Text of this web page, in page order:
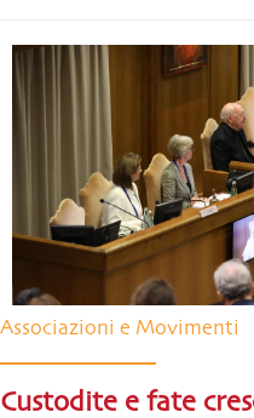
Associazioni e Movimenti
Custodite e fate